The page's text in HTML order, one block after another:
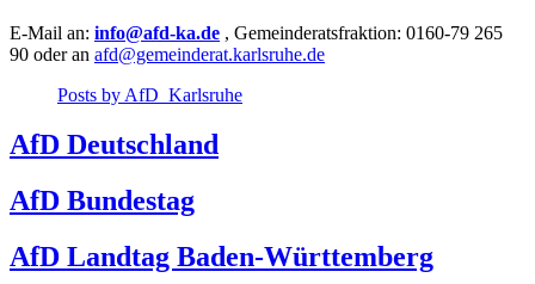
E-Mail an: info@afd-ka.de , Gemeinderatsfraktion: 0160-79 265
90 oder an afd@gemeinderat.karlsruhe.de
Posts by AfD_Karlsruhe
AfD Deutschland
AfD Bundestag
AfD Landtag Baden-Württemberg